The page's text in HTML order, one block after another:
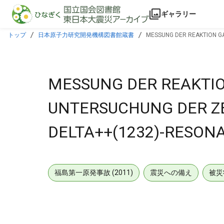
本文に飛ぶ
ギャラリー
トップ 日本原子力研究開発機構図書館蔵書 MESSUNG DER REAKTION
MESSUNG DER
UNTERSUCHUNG DER
DELTA++(1232)-
福島第一原発事故 (2011) 震災への備え 被災